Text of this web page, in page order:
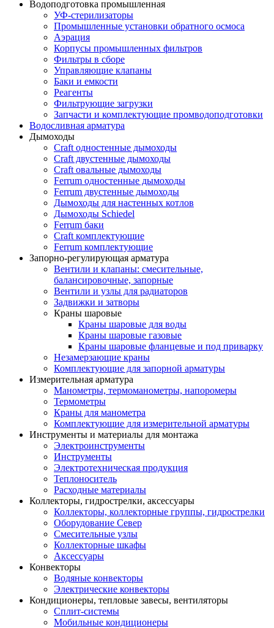
Водоподготовка промышленная
УФ-стерилизаторы
Промышленные установки обратного осмоса
Аэрация
Корпусы промышленных фильтров
Фильтры в сборе
Управляющие клапаны
Баки и емкости
Реагенты
Фильтрующие загрузки
Запчасти и комплектующие промводоподготовки
Водосливная арматура
Дымоходы
Craft одностенные дымоходы
Craft двустенные дымоходы
Craft овальные дымоходы
Ferrum одностенные дымоходы
Ferrum двустенные дымоходы
Дымоходы для настенных котлов
Дымоходы Schiedel
Ferrum баки
Craft комплектующие
Ferrum комплектующие
Запорно-регулирующая арматура
Вентили и клапаны: смесительные,
балансировочные, запорные
Вентили и узлы для радиаторов
Задвижки и затворы
Краны шаровые
Краны шаровые для воды
Краны шаровые газовые
Краны шаровые фланцевые и под приварку
Незамерзающие краны
Комплектующие для запорной арматуры
Измерительная арматура
Манометры, термоманометры, напоромеры
Термометры
Краны для манометра
Комплектующие для измерительной арматуры
Инструменты и материалы для монтажа
Электроинструменты
Инструменты
Электротехническая продукция
Теплоноситель
Расходные материалы
Коллекторы, гидрострелки, аксессуары
Коллекторы, коллекторные группы, гидрострелки
Оборудование Север
Смесительные узлы
Коллекторные шкафы
Аксессуары
Конвекторы
Водяные конвекторы
Электрические конвекторы
Кондиционеры, тепловые завесы, вентиляторы
Сплит-системы
Мобильные кондиционеры